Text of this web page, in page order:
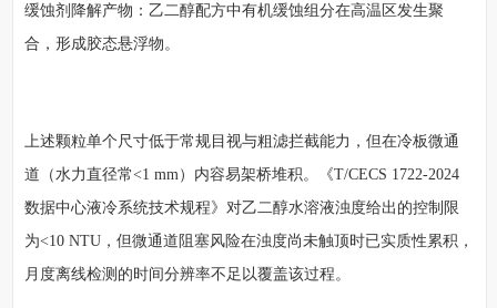
缓蚀剂降解产物：乙二醇配方中有机缓蚀组分在高温区发生聚
合，形成胶态悬浮物。
上述颗粒单个尺寸低于常规目视与粗滤拦截能力，但在冷板微通
道（水力直径常<1 mm）内容易架桥堆积。《T/CECS 1722-2024
数据中心液冷系统技术规程》对乙二醇水溶液浊度给出的控制限
为<10 NTU，但微通道阻塞风险在浊度尚未触顶时已实质性累积，
月度离线检测的时间分辨率不足以覆盖该过程。